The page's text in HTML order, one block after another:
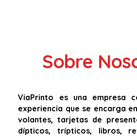
Sobre
ViaPrinto es una empresa
experiencia que se encarga
volantes, tarjetas de
dípticos, trípticos, libros,